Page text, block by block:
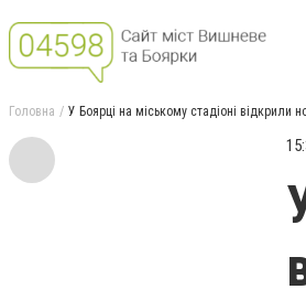
Головна У Боярці на міському стадіоні відкрили